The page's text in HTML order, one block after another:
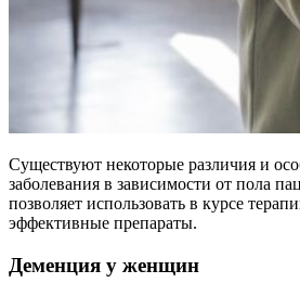
Существуют некоторые различия и
заболевания в зависимости от пола
позволяет использовать в курсе
эффективные препараты.
Деменция у женщин